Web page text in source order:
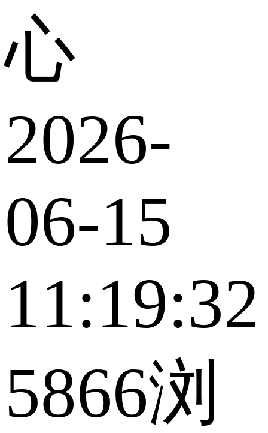
心
2026-
06-15
11:19:32
5866浏